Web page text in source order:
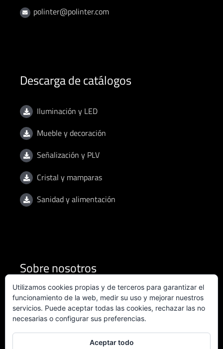
polinter@polinter.com
Descarga de catálogos
Iluminación y LED
Mueble y decoración
Señalización y PLV
Cristal y mamparas
Sanidad y alimentación
Sobre nosotros
Condiciones de uso
Política de privacidad
Política de calidad
Utilizamos cookies propias y de terceros para garantizar el
funcionamiento de la web, medir su uso y mejorar nuestros
servicios. Puede aceptar todas las cookies, rechazar las no
necesarias o configurar sus preferencias.
Aceptar todo